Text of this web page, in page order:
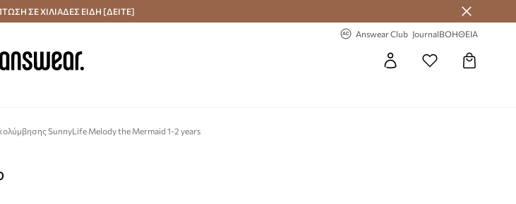
σε 24 ώρες Εξοικονομήστε με το Answear Club
ΣΕ ΧΙΛΙΑΔΕΣ ΕΙΔΗ [ΔΕΙΤΕ]
Answear Club JournalΒΟΗΘΕΙΑ
SunnyLife Melody the Mermaid 1-2 years